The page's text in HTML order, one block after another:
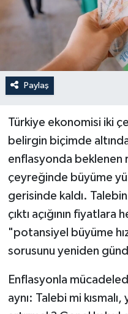
Paylaş
Türkiye ekonomisi iki
belirgin biçimde
enflasyonda beklenen
çeyreğinde büyüme
gerisinde kaldı.
çıktı açığının fiyatlara
"potansiyel büyüme
sorusunu yeniden
Enflasyonla
aynı: Talebi mi kısmalı,